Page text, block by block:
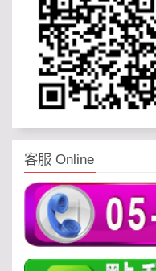
客服 Online